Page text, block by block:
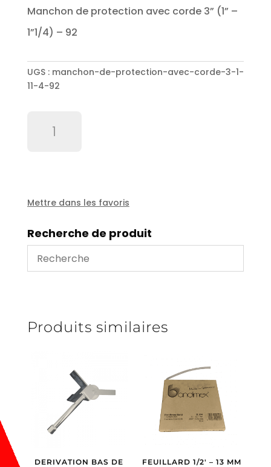
Manchon de protection avec corde 3” (1” –
1”1/4) – 92
UGS : manchon-de-protection-avec-corde-3-1-
11-4-92
corde
(1''
-
1''1/4)
-
Mettre dans les favoris
Recherche de produit
Produits similaires
DERIVATION BAS DE
FEUILLARD 1/2′ – 13 MM